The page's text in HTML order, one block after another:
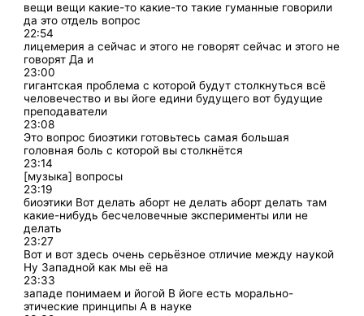
вещи вещи какие-то какие-то такие гуманные говорили
да это отдель вопрос
22:54
лицемерия а сейчас и этого не говорят сейчас и этого не
говорят Да и
23:00
гигантская проблема с которой будут столкнуться всё
человечество и вы йоге едини будущего вот будущие
преподаватели
23:08
Это вопрос биоэтики готовьтесь самая большая
головная боль с которой вы столкнётся
23:14
[музыка] вопросы
23:19
биоэтики Вот делать аборт не делать аборт делать там
какие-нибудь бесчеловечные эксперименты или не
делать
23:27
Вот и вот здесь очень серьёзное отличие между наукой
Ну Западной как мы её на
23:33
западе понимаем и йогой В йоге есть морально-
этические принципы А в науке